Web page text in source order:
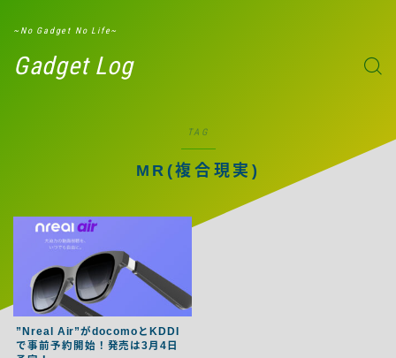
Gadget Log
~No Gadget No Life~
TAG
MR(複合現実)
”Nreal Air”がdocomoとKDDI
で事前予約開始！発売は3月4日